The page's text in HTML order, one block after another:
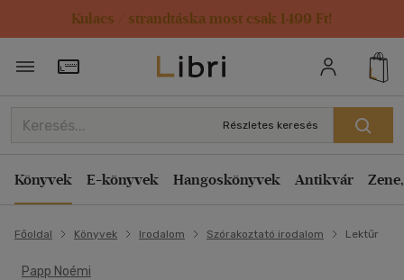
Kulacs / strandtáska most csak 1499 Ft!
Törzsvásárlói Kártya adatai
Részletes keresés
Könyvek E-könyvek Hangoskönyvek Antikvár
Főoldal Könyvek Irodalom Szórakoztató irodalom Lektűr
Papp Noémi